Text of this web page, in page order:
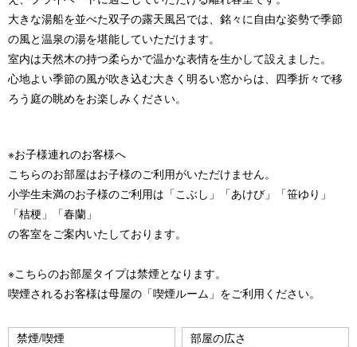
u
s
大きな湯船を並べた双子の露天風呂では、銘々に自由な姿勢で季節
の風と温泉の湯を堪能していただけます。
室内は天然木の持つ柔らかで温かな表情を生かして設えました。
心地よい季節の風が吹き込む大きく明るい窓からは、四季折々で移
ろう庭の眺めをお楽しみください。
※お子様連れのお客様へ
こちらのお部屋はお子様のご利用がいただけません。
小学生未満のお子様のご利用は「こぶし」「あけび」「笹ゆり」
「桔梗」「春蘭」
の客室をご案内いたしております。
※こちらのお部屋タイプは禁煙となります。
喫煙されるお客様は母屋の「喫煙ルーム」をご利用ください。
禁煙/喫煙
部屋の広さ